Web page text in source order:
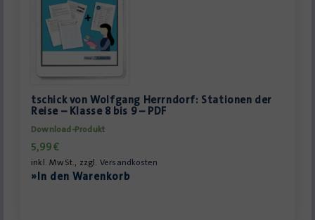
tschick von Wolfgang Herrndorf: Stationen der
Reise – Klasse 8 bis 9 – PDF
Download-Produkt
5,99€
inkl. MwSt., zzgl. Versandkosten
»In den Warenkorb